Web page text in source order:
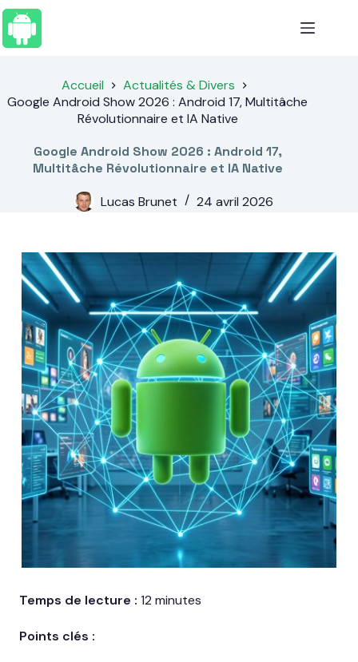
Passer
au
contenu
Accueil
Actualités & Divers
Google Android Show 2026 : Android 17, Multitâche
Révolutionnaire et IA Native
Google Android Show 2026 : Android 17,
Multitâche Révolutionnaire et IA Native
Lucas Brunet
24 avril 2026
Temps de lecture : 12 minutes
Points clés :